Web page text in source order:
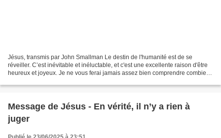
Jésus, transmis par John Smallman Le destin de l'humanité est de se
réveiller. C’est inévitable et inéluctable, et c'est une excellente raison d'être
heureux et joyeux. Je ne vous ferai jamais assez bien comprendre combien
Message de Jésus - En vérité, il n’y a rien à
juger